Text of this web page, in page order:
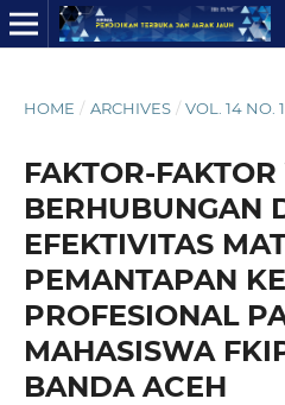
HOME / ARCHIVES / VOL. 14 NO.
FAKTOR-FAKTOR
BERHUBUNGAN
EFEKTIVITAS
PEMANTAPAN
PROFESIONAL
MAHASISWA
BANDA ACEH